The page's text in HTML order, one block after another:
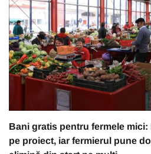
Bani gratis pentru fermele mici:
pe proiect, iar fermierul pune